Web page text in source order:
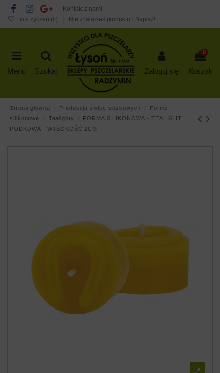
Kontakt z nami
Lista życzeń (0) Nie znalazłeś produktu? Napisz!
Menu Szukaj Zaloguj się
0
Koszyk
Strona główna Produkcja świec woskowych
Formy
silikonowe
Tealighty
FORMA SILIKONOWA - TEALIGHT
PODKOWA - WYSOKOŚĆ 2CM